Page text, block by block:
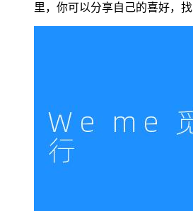
里，你可以分享自己的喜好，